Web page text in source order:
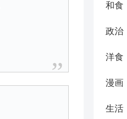
和食
政治
洋食
漫画
生活